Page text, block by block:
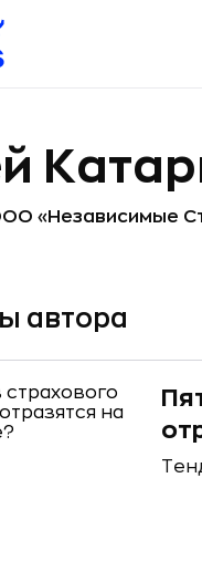
«Независимые
автора